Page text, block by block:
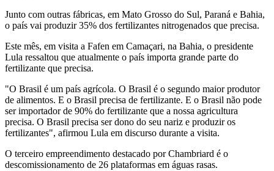
Junto com outras fábricas, em Mato Grosso do Sul, Paraná e Bahia,
o país vai produzir 35% dos fertilizantes nitrogenados que precisa.
Este mês, em visita a Fafen em Camaçari, na Bahia, o presidente
Lula ressaltou que atualmente o país importa grande parte do
fertilizante que precisa.
"O Brasil é um país agrícola. O Brasil é o segundo maior produtor
de alimentos. E o Brasil precisa de fertilizante. E o Brasil não pode
ser importador de 90% do fertilizante que a nossa agricultura
precisa. O Brasil precisa ser dono do seu nariz e produzir os
fertilizantes", afirmou Lula em discurso durante a visita.
O terceiro empreendimento destacado por Chambriard é o
descomissionamento de 26 plataformas em águas rasas.